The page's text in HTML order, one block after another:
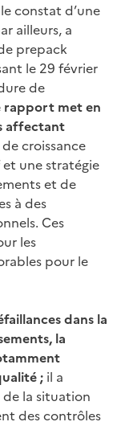
constat d’une
ailleurs, a
prepack
le 29 février
de
rapport met en
affectant
croissance
une stratégie
et de
à des
Ces
les
pour le
dans la
la
; il a
la situation
des contrôles